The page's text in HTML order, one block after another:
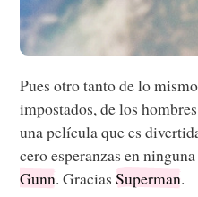
Pues otro tanto de lo
impostados, de los
una película que es
cero esperanzas en
Gunn. Gracias Superman.